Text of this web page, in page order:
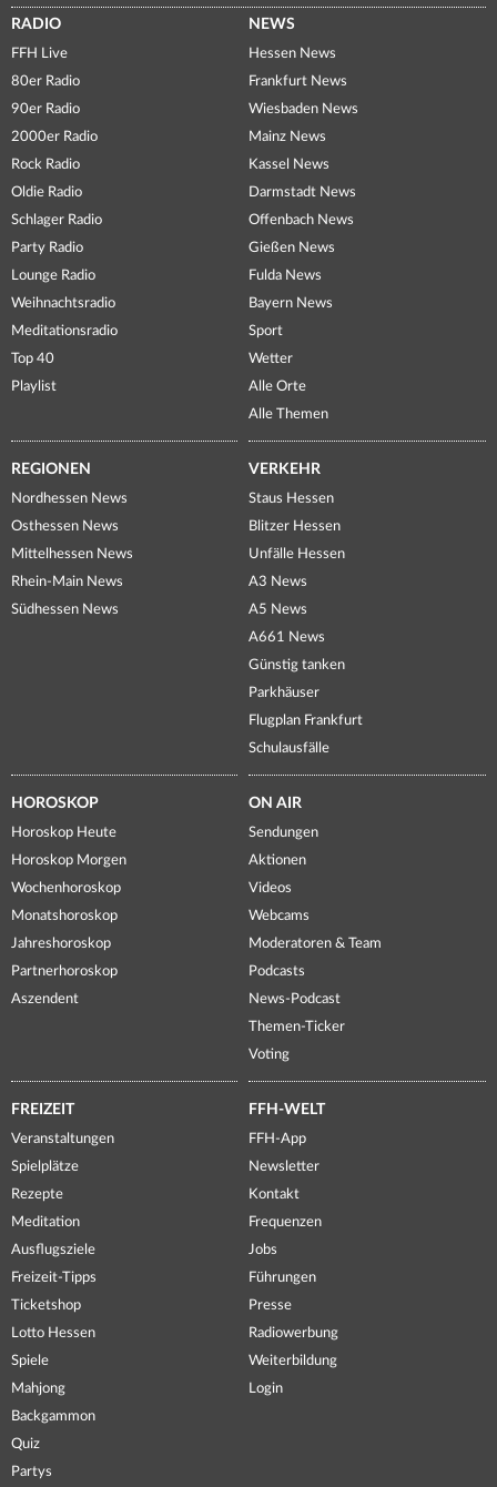
RADIO
FFH Live
80er Radio
90er Radio
2000er Radio
Rock Radio
Oldie Radio
Schlager Radio
Party Radio
Lounge Radio
Weihnachtsradio
Meditationsradio
Top 40
Playlist
NEWS
Hessen News
Frankfurt News
Wiesbaden News
Mainz News
Kassel News
Darmstadt News
Offenbach News
Gießen News
Fulda News
Bayern News
Sport
Wetter
Alle Orte
Alle Themen
REGIONEN
Nordhessen News
Osthessen News
Mittelhessen News
Rhein-Main News
Südhessen News
VERKEHR
Staus Hessen
Blitzer Hessen
Unfälle Hessen
A3 News
A5 News
A661 News
Günstig tanken
Parkhäuser
Flugplan Frankfurt
Schulausfälle
HOROSKOP
Horoskop Heute
Horoskop Morgen
Wochenhoroskop
Monatshoroskop
Jahreshoroskop
Partnerhoroskop
Aszendent
ON AIR
Sendungen
Aktionen
Videos
Webcams
Moderatoren & Team
Podcasts
News-Podcast
Themen-Ticker
Voting
FREIZEIT
Veranstaltungen
Spielplätze
Rezepte
Meditation
Ausflugsziele
Freizeit-Tipps
Ticketshop
Lotto Hessen
Spiele
Mahjong
Backgammon
Quiz
Partys
FFH-WELT
FFH-App
Newsletter
Kontakt
Frequenzen
Jobs
Führungen
Presse
Radiowerbung
Weiterbildung
Login